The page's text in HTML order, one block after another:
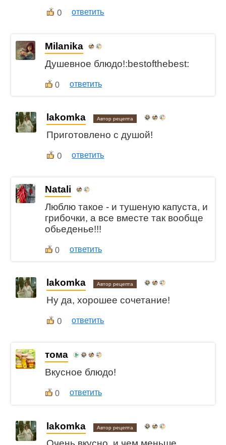
0 ответить
Milanika
Душевное блюдо!:bestofthebest:
0 ответить
lakomka Автор рецепта
Приготовлено с душой!
0 ответить
Natali
Люблю такое - и тушеную капуста, и
грибочки, а все вместе так вообще
обьеденье!!!
0 ответить
lakomka Автор рецепта
Ну да, хорошее сочетание!
0 ответить
тома
Вкусное блюдо!
0 ответить
lakomka Автор рецепта